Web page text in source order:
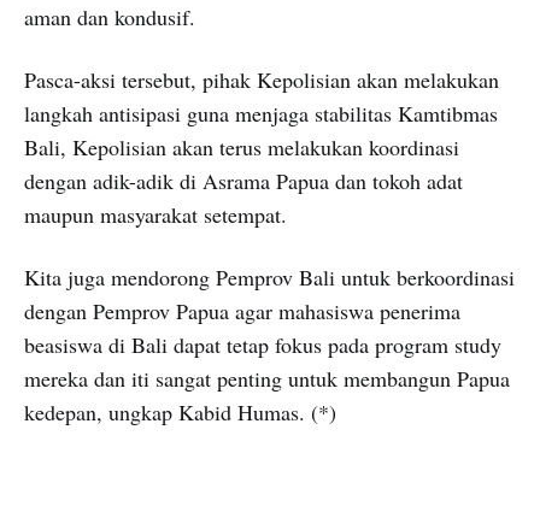
aman dan kondusif.
Pasca-aksi tersebut, pihak Kepolisian akan melakukan
langkah antisipasi guna menjaga stabilitas Kamtibmas
Bali, Kepolisian akan terus melakukan koordinasi
dengan adik-adik di Asrama Papua dan tokoh adat
maupun masyarakat setempat.
Kita juga mendorong Pemprov Bali untuk berkoordinasi
dengan Pemprov Papua agar mahasiswa penerima
beasiswa di Bali dapat tetap fokus pada program study
mereka dan iti sangat penting untuk membangun Papua
kedepan, ungkap Kabid Humas. (*)